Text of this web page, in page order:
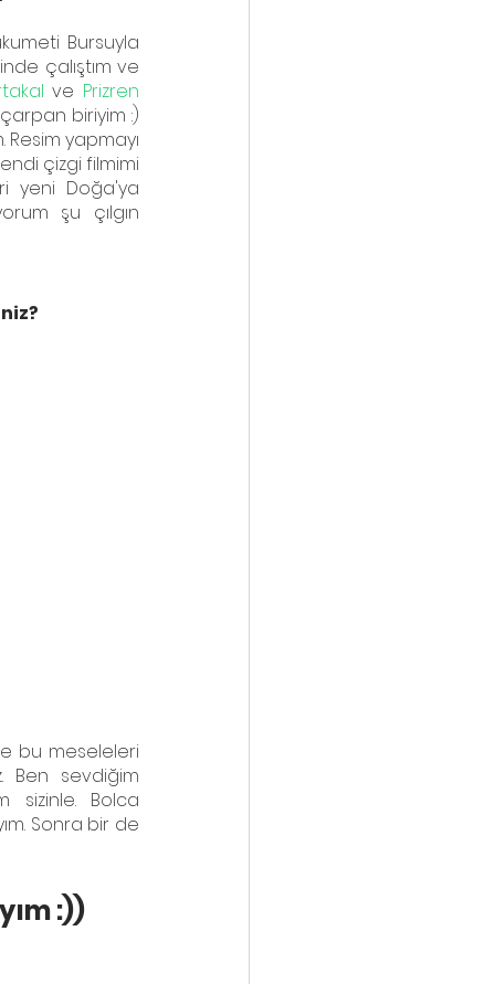
Bursuyla
ve Prizren
biriyim :)
yapmayı
çizgi filmimi
yeni Doğa'ya
şu çılgın
bu meseleleri
Ben sevdiğim
sizinle. Bolca
Sonra bir de
:))